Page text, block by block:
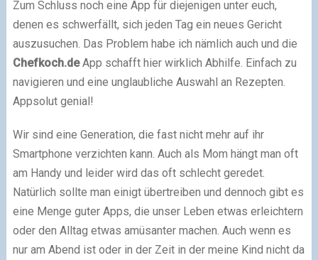
Zum Schluss noch eine App für diejenigen unter euch,
denen es schwerfällt, sich jeden Tag ein neues Gericht
auszusuchen. Das Problem habe ich nämlich auch und die
Chefkoch.deApp schafft hier wirklich Abhilfe. Einfach zu
navigieren und eine unglaubliche Auswahl an Rezepten.
Appsolut genial!
Wir sind eine Generation, die fast nicht mehr auf ihr
Smartphone verzichten kann. Auch als Mom hängt man oft
am Handy und leider wird das oft schlecht geredet.
Natürlich sollte man einigt übertreiben und dennoch gibt es
eine Menge guter Apps, die unser Leben etwas erleichtern
oder den Alltag etwas amüsanter machen. Auch wenn es
nur am Abend ist oder in der Zeit in der meine Kind nicht da